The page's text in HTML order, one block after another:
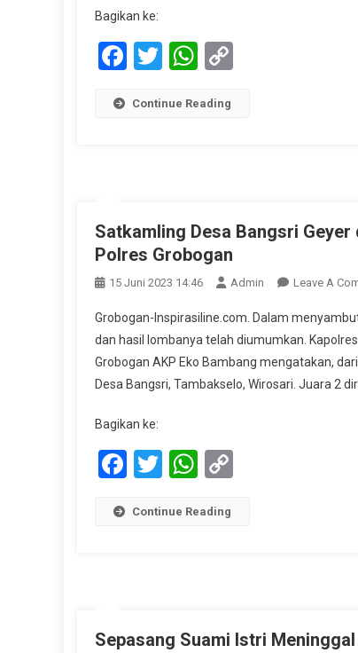
Bagikan ke:
Facebook
TwitterWhatsApp
Continue Reading
Satkamling Desa Bangsri
Polres Grobogan
15 Juni 2023 14:46 Admin Leave A
Grobogan-Inspirasiline.com. Dalam
dan hasil lombanya telah diumumkan.
Grobogan AKP Eko Bambang mengatakan,
Desa Bangsri, Tambakselo, Wirosari. Juara 2
Bagikan ke:
Facebook
TwitterWhatsApp
Continue Reading
Sepasang Suami Istri